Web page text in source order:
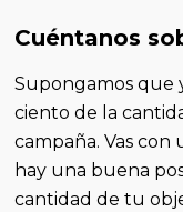
Cuéntanos
Supongamos que
ciento de la
campaña. Vas con
hay una buena
cantidad de tu